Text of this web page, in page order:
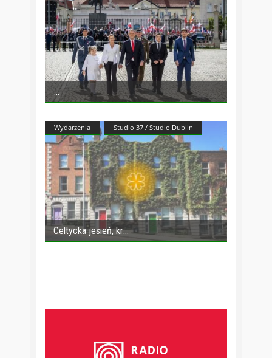
Wydarzenia Studio 37 / Studio Dublin
Celtycka jesień, kr